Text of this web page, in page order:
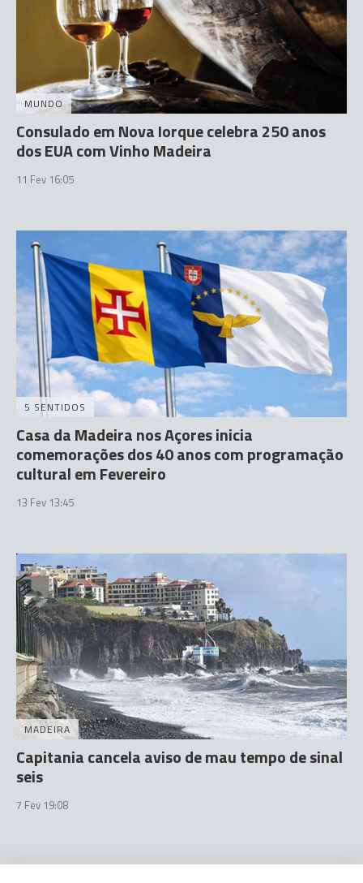
MUNDO
Consulado em Nova Iorque celebra 250 anos
dos EUA com Vinho Madeira
11 Fev 16:05
5 SENTIDOS
Casa da Madeira nos Açores inicia
comemorações dos 40 anos com programação
cultural em Fevereiro
13 Fev 13:45
MADEIRA
Capitania cancela aviso de mau tempo de sinal
seis
7 Fev 19:08